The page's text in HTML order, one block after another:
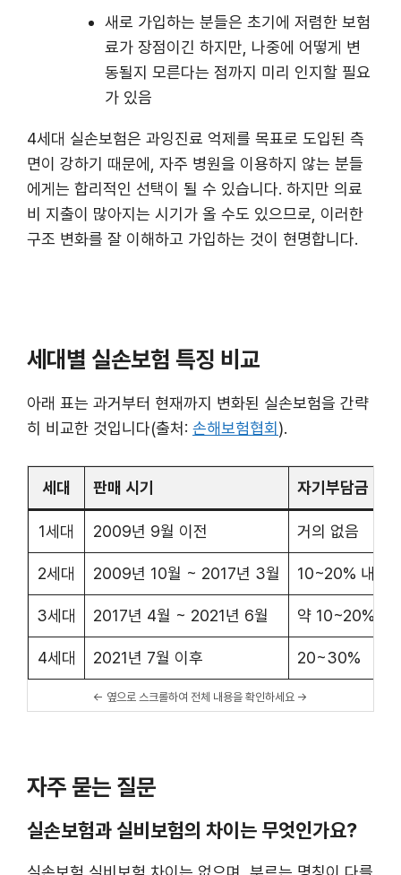
새로 가입하는 분들은 초기에 저렴한 보험
료가 장점이긴 하지만, 나중에 어떻게 변
동될지 모른다는 점까지 미리 인지할 필요
가 있음
4세대 실손보험은 과잉진료 억제를 목표로 도입된 측
면이 강하기 때문에, 자주 병원을 이용하지 않는 분들
에게는 합리적인 선택이 될 수 있습니다. 하지만 의료
비 지출이 많아지는 시기가 올 수도 있으므로, 이러한
구조 변화를 잘 이해하고 가입하는 것이 현명합니다.
세대별 실손보험 특징 비교
아래 표는 과거부터 현재까지 변화된 실손보험을 간략
히 비교한 것입니다(출처: 손해보험협회 ).
세대 판매 시기 자기부담금 비율
1세대 2009년 9월 이전 거의 없음
2세대 2009년 10월 ~ 2017년 3월 10~20% 내외
3세대 2017년 4월 ~ 2021년 6월 약 10~20%
4세대 2021년 7월 이후 20~30%
자주 묻는 질문
실손보험과 실비보험의 차이는 무엇인가요?